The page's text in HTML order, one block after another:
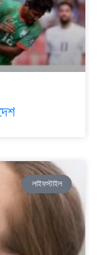
লাইফস্টাইল